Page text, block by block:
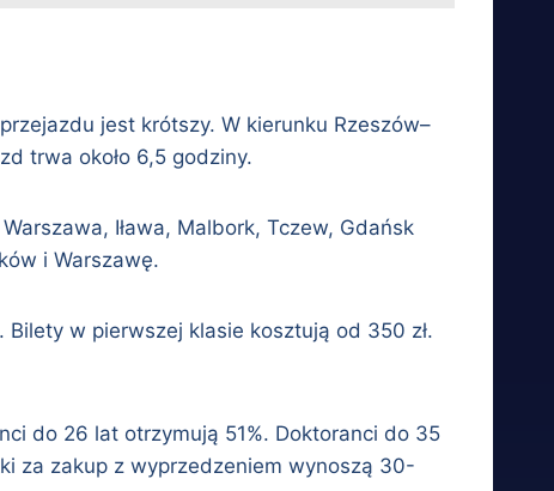
jest krótszy. W kierunku Rzeszów–
trwa około 6,5 godziny.
Iława, Malbork, Tczew, Gdańsk
i Warszawę.
w pierwszej klasie kosztują od 350 zł.
do 26 lat otrzymują 51%. Doktoranci do 35
za zakup z wyprzedzeniem wynoszą 30-